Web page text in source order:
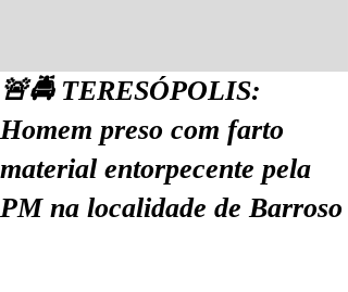
🚨🚔 TERESÓPOLIS:
Homem preso com farto
material entorpecente pela
PM na localidade de Barroso